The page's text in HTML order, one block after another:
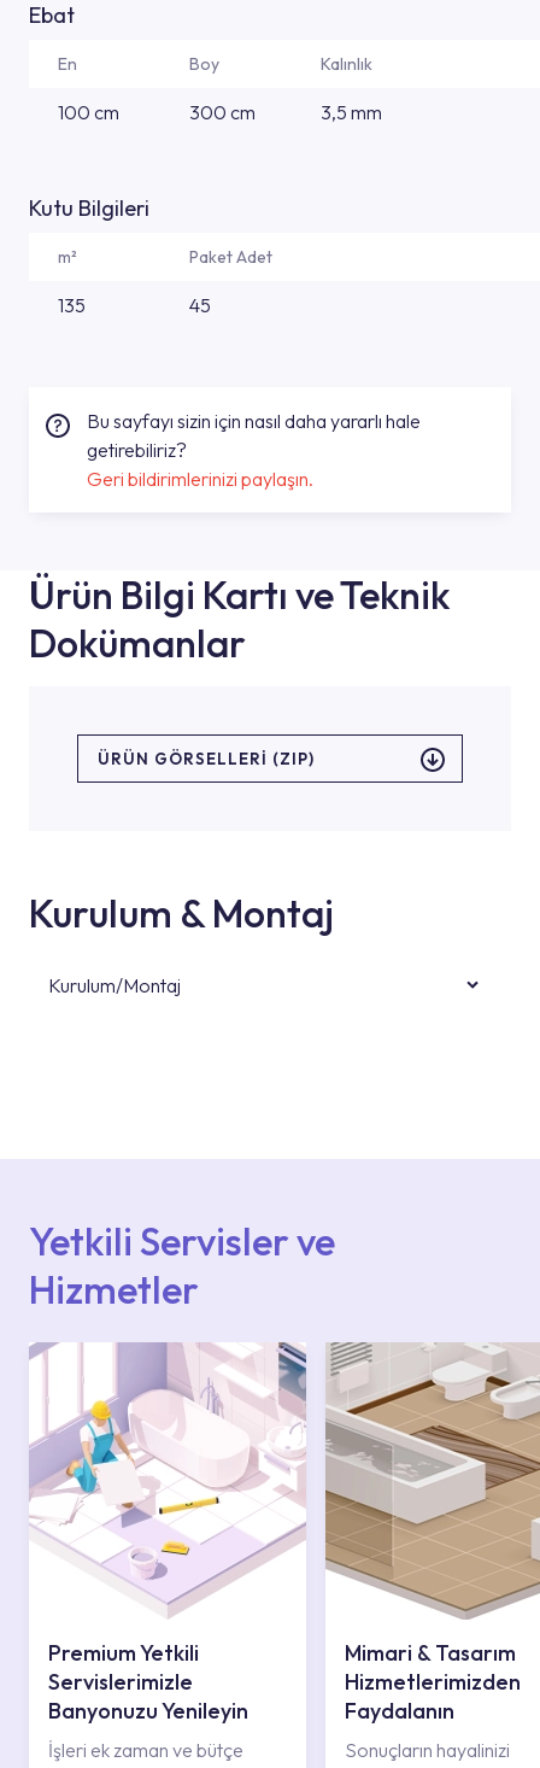
Ebat
En Boy Kalınlık
100 cm 300 cm 3,5 mm
Kutu Bilgileri
m² Paket Adet
135 45
Bu sayfayı sizin için nasıl daha yararlı hale
getirebiliriz?
Geri bildirimlerinizi paylaşın.
Ürün Bilgi Kartı ve Teknik
Dokümanlar
ÜRÜN GÖRSELLERI (ZIP)
Kurulum & Montaj
Kurulum/Montaj
Yetkili Servisler ve
Hizmetler
Premium Yetkili
Servislerimizle
Banyonuzu Yenileyin
İşleri ek zaman ve bütçe
Mimari & Tasarım
Hizmetlerimizden
Faydalanın
Sonuçların hayalinizi